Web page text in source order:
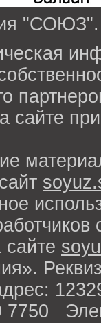
сайте